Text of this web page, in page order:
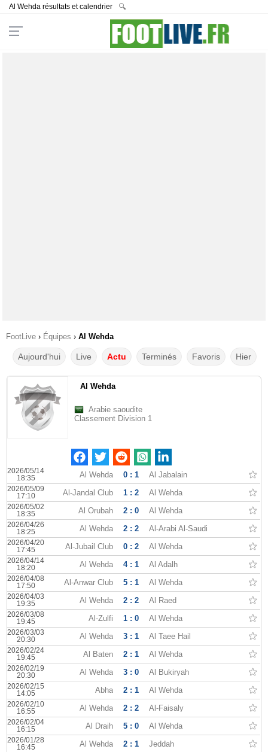
Al Wehda résultats et calendrier 🔍
FootLive › Équipes › Al Wehda
Aujourd'hui Live Actu Terminés Favoris Hier
Al Wehda
Arabie saoudite
Classement Division 1
2026/05/14
18:35
Al Wehda 0 : 1 Al Jabalain
2026/05/09
17:10
Al-Jandal Club 1 : 2 Al Wehda
2026/05/02
18:35
Al Orubah 2 : 0 Al Wehda
2026/04/26
18:25
Al Wehda 2 : 2 Al-Arabi Al-Saudi
2026/04/20
17:45
Al-Jubail Club 0 : 2 Al Wehda
2026/04/14
18:20
Al Wehda 4 : 1 Al Adalh
2026/04/08
17:50
Al-Anwar Club 5 : 1 Al Wehda
2026/04/03
19:35
Al Wehda 2 : 2 Al Raed
2026/03/08
19:45
Al-Zulfi 1 : 0 Al Wehda
2026/03/03
20:30
Al Wehda 3 : 1 Al Taee Hail
2026/02/24
19:45
Al Baten 2 : 1 Al Wehda
2026/02/19
20:30
Al Wehda 3 : 0 Al Bukiryah
2026/02/15
14:05
Abha 2 : 1 Al Wehda
2026/02/10
16:55
Al Wehda 2 : 2 Al-Faisaly
2026/02/04
16:15
Al Draih 5 : 0 Al Wehda
2026/01/28
16:45
Al Wehda 2 : 1 Jeddah